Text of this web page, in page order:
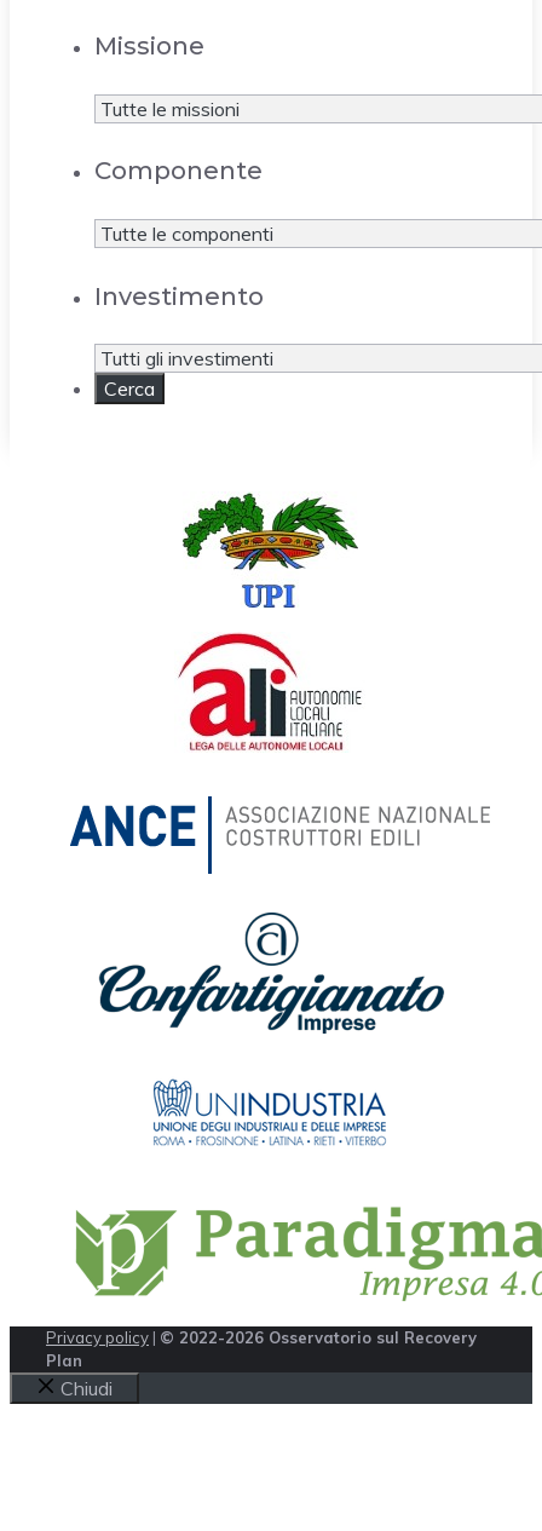
Missione
Componente
Investimento
Privacy policy | © 2022-2026 Osservatorio sul Recovery
Plan
Chiudi